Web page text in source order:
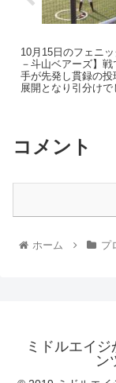
10月15日のフェニ
－斗山ベアーズ】
手が先発し貫録の
展開となり引分けで
コメント
ホーム プ
ミドルエイ
ン